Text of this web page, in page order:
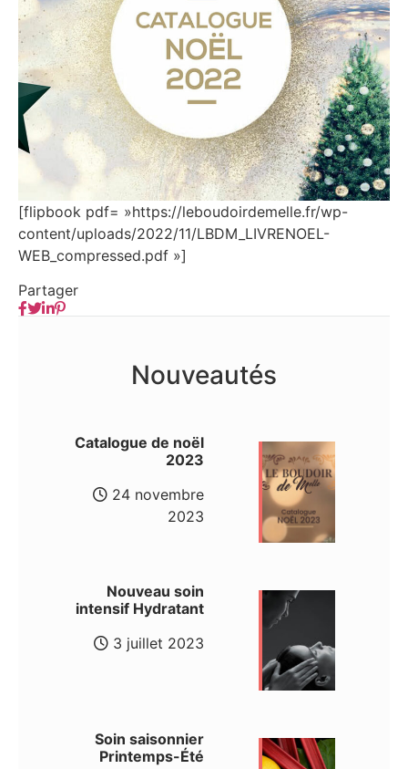
[flipbook pdf= »https://leboudoirdemelle.fr/wp-
content/uploads/2022/11/LBDM_LIVRENOEL-
WEB_compressed.pdf »]
Partager
Nouveautés
Catalogue de noël
2023
24 novembre
2023
Nouveau soin
intensif Hydratant
3 juillet 2023
Soin saisonnier
Printemps-Été